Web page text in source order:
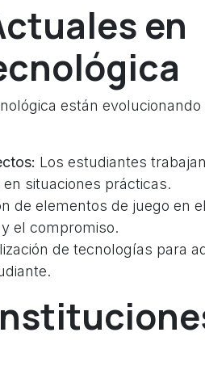
en
están
Los estudiantes
situaciones prácticas.
de elementos de juego en
el compromiso.
de tecnologías para